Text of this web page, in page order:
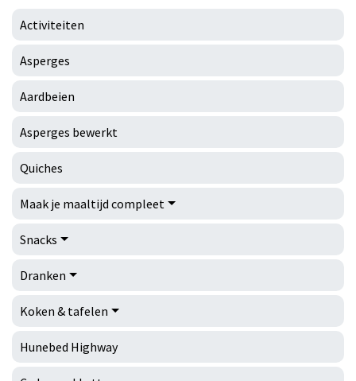
Activiteiten
Asperges
Aardbeien
Asperges bewerkt
Quiches
Maak je maaltijd compleet
Snacks
Dranken
Koken & tafelen
Hunebed Highway